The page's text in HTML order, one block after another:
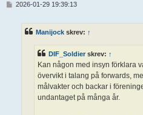
2026-01-29 19:39:13
Manijock skrev: ↑
DIF_Soldierskrev: ↑
Kan någon med insyn förklara
övervikt i talang på forwards,
målvakter och backar i
undantaget på många år.